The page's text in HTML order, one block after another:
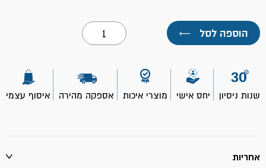
הוספה לסל ←
כמות
של
מסתם
400
PUT
שנות ניסיון יחס אישי מוצרי איכות אספקה מהירה איסוף עצמי
אחריות